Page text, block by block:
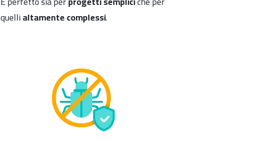
quellialtamente complessi.